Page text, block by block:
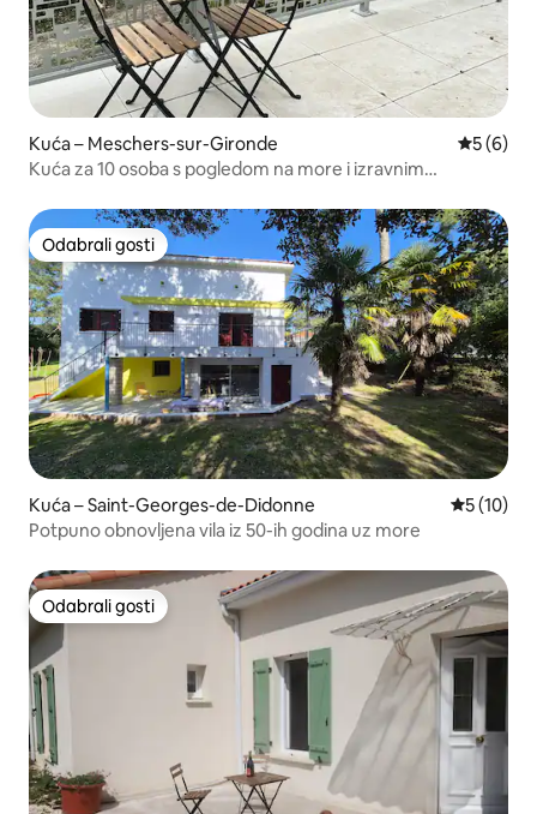
Kuća – Meschers-sur-Gironde
5 (6)
Kuća za 10 osoba s pogledom na more i izravnim
Odabrali gosti
Odabrali gosti
Kuća – Saint-Georges-de-Didonne Prosječna
5 (10)
Potpuno obnovljena vila iz 50-ih godina uz more
Odabrali gosti
Odabrali gosti